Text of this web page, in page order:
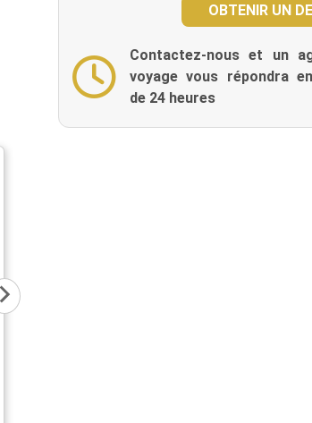
Contactez-nous et un
voyage vous répondra
de 24 heures